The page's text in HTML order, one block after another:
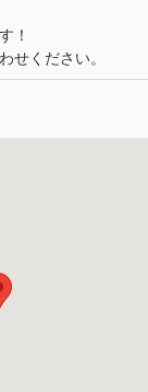
！
せください。